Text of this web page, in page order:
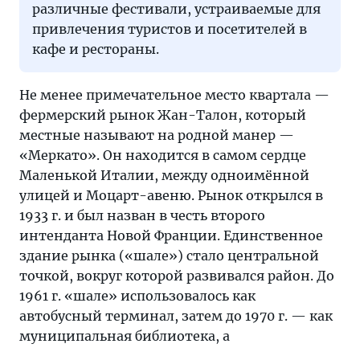
различные фестивали, устраиваемые для
привлечения туристов и посетителей в
кафе и рестораны.
Не менее примечательное место квартала —
фермерский рынок Жан-Талон, который
местные называют на родной манер —
«Меркато». Он находится в самом сердце
Маленькой Италии, между одноимённой
улицей и Моцарт-авеню. Рынок открылся в
1933 г. и был назван в честь второго
интенданта Новой Франции. Единственное
здание рынка («шале») стало центральной
точкой, вокруг которой развивался район. До
1961 г. «шале» использовалось как
автобусный терминал, затем до 1970 г. — как
муниципальная библиотека, а